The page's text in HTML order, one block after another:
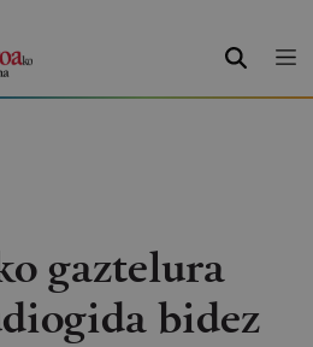
BILATU
gaztelura
bidez